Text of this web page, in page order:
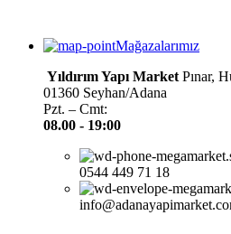
Mağazalarımız
Yıldırım Yapı Market Pınar,
01360 Seyhan/Adana
Pzt. – Cmt:
08.00 - 19:00
0544 449 71 18